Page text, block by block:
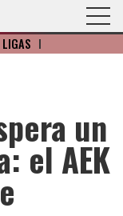
I
un
el AEK